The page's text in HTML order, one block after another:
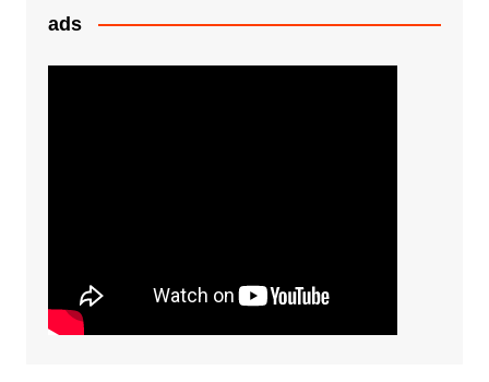
k
er
ads